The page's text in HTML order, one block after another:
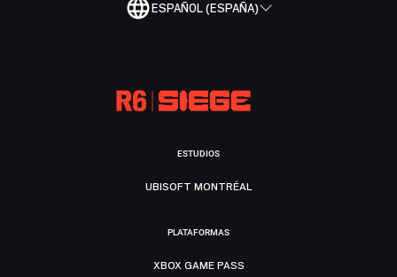
ESPAÑOL (ESPAÑA)
ESTUDIOS
UBISOFT MONTRÉAL
PLATAFORMAS
XBOX GAME PASS